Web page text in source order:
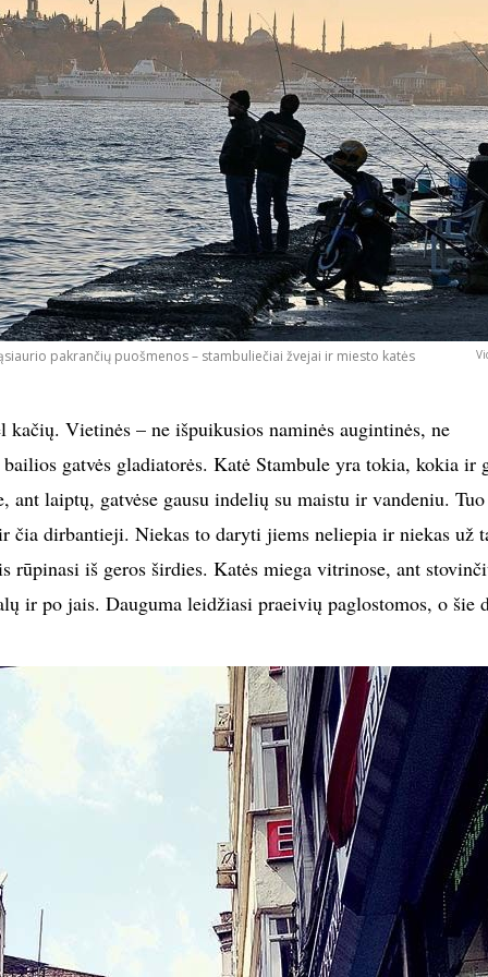
pakrančių puošmenos – stambuliečiai žvejai ir miesto katės
kačių. Vietinės – ne išpuikusios naminės augintinės, ne
gatvės gladiatorės. Katė Stambule yra tokia, kokia ir
ant laiptų, gatvėse gausu indelių su maistu ir vandeniu. Tuo
čia dirbantieji. Niekas to daryti jiems neliepia ir niekas už
rūpinasi iš geros širdies. Katės miega vitrinose, ant
ir po jais. Dauguma leidžiasi praeivių paglostomos, o šie